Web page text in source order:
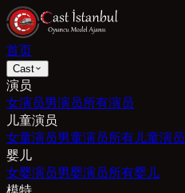
首页
Cast
演员
女演员男演员所有演员
儿童演员
女童演员男童演员所有儿童演员
婴儿
女婴演员男婴演员所有婴儿